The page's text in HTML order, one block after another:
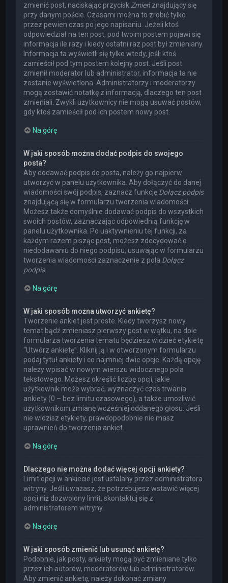
zmienić post, naciskając przycisk Zmień znajdujący się
przy danym poście. Czasami można to zrobić tylko
przez pewien czas po jego napisaniu. Jeżeli ktoś
odpowiedział na ten post, pod twoim postem pojawi się
informacja ile razy i kiedy ostatni raz post był zmieniany.
Informacja ta wyświetli się tylko wtedy, jeśli ktoś
zamieścił pod tym postem kolejny post. Jeśli post
zmienił moderator lub administrator, informacja ta nie
zostanie wyświetlona. Administratorzy i moderatorzy
mogą zostawić notatkę z informacją, dlaczego ten post
zmieniali. Zwykli użytkownicy nie mogą usuwać postów,
gdy ktoś zamieścił pod ich postem nowy post.
Na górę
W jaki sposób można dodać podpis do swojego
posta?
Aby dodawać podpis do posta, należy go najpierw
utworzyć w panelu użytkownika. Aby dołączyć do danej
wiadomości swój podpis, zaznacz funkcję Dołącz podpis
znajdującą się w formularzu tworzenia wiadomości.
Możesz także domyślnie dodawać podpis do wszystkich
swoich postów, zaznaczając odpowiednią funkcję w
panelu użytkownika. Po uaktywnieniu tej funkcji, za
każdym razem pisząc post, możesz zdecydować o
niedodawaniu do niego podpisu, usuwając w formularzu
tworzenia wiadomości zaznaczenie z pola Dołącz
podpis.
Na górę
W jaki sposób można utworzyć ankietę?
Tworzenie ankiet jest proste. Kiedy tworzysz nowy
temat bądź zmieniasz pierwszy post w wątku, na dole
formularza tworzenia tematu będziesz widzieć etykietę
“Utwórz ankietę”. Kliknij ją i w otworzonym formularzu
podaj tytuł ankiety i co najmniej dwie opcje. Każdą opcję
należy wpisać w nowym wierszu widocznego pola
tekstowego. Możesz określić liczbę opcji, jakie
użytkownik może wybrać, wyznaczyć czas trwania
ankiety (0 – bez limitu czasowego), a także umożliwić
użytkownikom zmianę wcześniej oddanego głosu. Jeśli
nie widzisz etykiety, prawdopodobnie nie masz
uprawnień do tworzenia ankiet.
Na górę
Dlaczego nie można dodać więcej opcji ankiety?
Limit opcji w ankiecie jest ustalany przez administratora
witryny. Jeśli uważasz, że potrzebujesz wstawić więcej
opcji niż dozwolony limit, skontaktuj się z
administratorem witryny.
Na górę
W jaki sposób zmienić lub usunąć ankietę?
Podobnie, jak posty, ankiety mogą być zmieniane tylko
przez ich autorów, moderatorów lub administratorów.
Aby zmienić ankietę, należy dokonać zmiany